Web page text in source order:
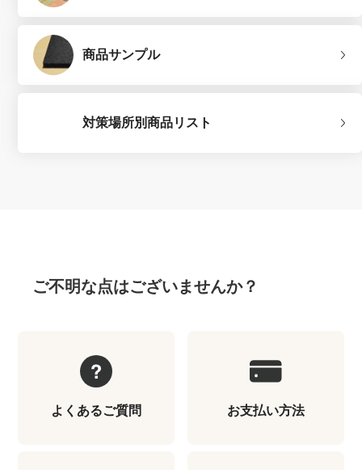
商品サンプル
対策場所別商品リスト
ご不明な点はございませんか？
よくあるご質問 お支払い方法